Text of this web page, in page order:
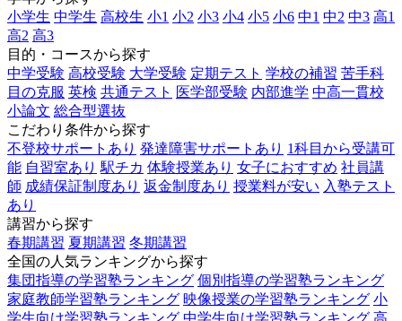
小学生 中学生 高校生 小1 小2 小3 小4 小5 小6 中1 中2 中3 高1
高2 高3
目的・コースから探す
中学受験 高校受験 大学受験 定期テスト 学校の補習 苦手科
目の克服 英検 共通テスト 医学部受験 内部進学 中高一貫校
小論文 総合型選抜
こだわり条件から探す
不登校サポートあり 発達障害サポートあり 1科目から受講可
能 自習室あり 駅チカ 体験授業あり 女子におすすめ 社員講
師 成績保証制度あり 返金制度あり 授業料が安い 入塾テスト
あり
講習から探す
春期講習 夏期講習 冬期講習
全国の人気ランキングから探す
集団指導の学習塾ランキング 個別指導の学習塾ランキング
家庭教師学習塾ランキング 映像授業の学習塾ランキング 小